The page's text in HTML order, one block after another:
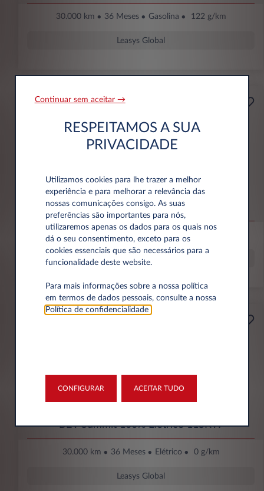
30.000 km 36 Meses Gasolina 122 g/km
Leasys Global
Empresa 199€
Por mês Com IVA
ENTRADA INICIAL
2.748 € Sem IVA
Jeep Avenger
Altitude 1.2 e-Hybrid 110cv 48V 4X2 DCT
36 Meses Híbrido
Leasys Global
Jeep Avenger
BEV Summit 100% Elétrico 115KW
30.000 km 36 Meses Elétrico 0 g/km
Leasys Global
Continuar sem aceitar →
RESPEITAMOS A SUA
PRIVACIDADE
Utilizamos cookies para lhe trazer a melhor
experiência e para melhorar a relevância das
nossas comunicações consigo. As suas
preferências são importantes para nós,
utilizaremos apenas os dados para os quais nos
dá o seu consentimento, exceto para os
cookies essenciais que são necessários para a
funcionalidade deste website.
Para mais informações sobre a nossa política
em termos de dados pessoais, consulte a nossa
Política de confidencialidade.
CONFIGURAR ACEITAR TUDO